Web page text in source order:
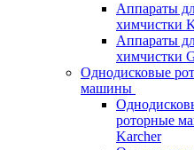
Аппараты
химчистки
Аппараты
химчистки
Однодисковые
машины
роторные
Karcher